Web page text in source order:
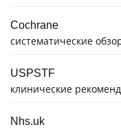
Cochrane
систематические
USPSTF
клинические
Nhs.uk